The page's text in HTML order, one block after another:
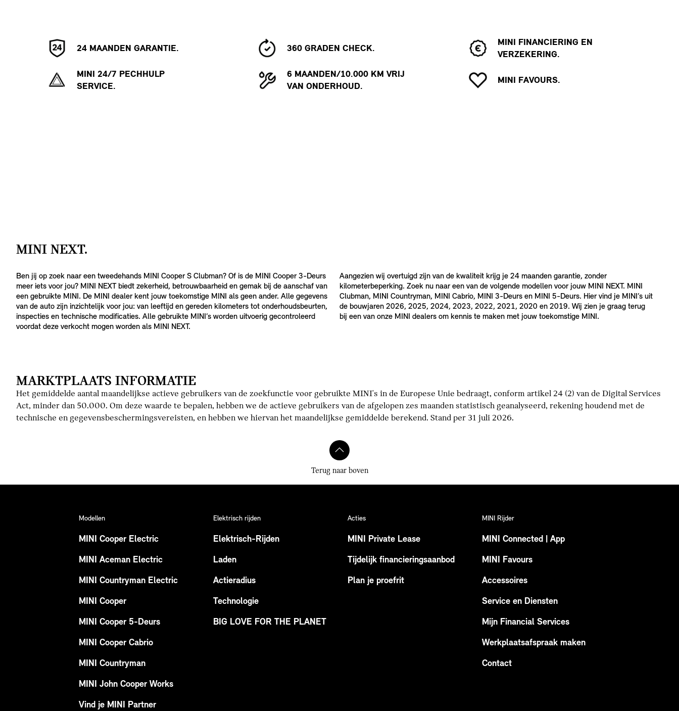
24 MAANDEN GARANTIE. 360 GRADEN CHECK.
MINI FINANCIERING EN
VERZEKERING.
MINI 24/7 PECHHULP
SERVICE.
6 MAANDEN/10.000 KM VRIJ
VAN ONDERHOUD.
MINI FAVOURS.
MINI NEXT.
Ben jij op zoek naar een tweedehands MINI Cooper S Clubman? Of is de MINI Cooper 3-Deurs
meer iets voor jou? MINI NEXT biedt zekerheid, betrouwbaarheid en gemak bij de aanschaf van
een gebruikte MINI. De MINI dealer kent jouw toekomstige MINI als geen ander. Alle gegevens
van de auto zijn inzichtelijk voor jou: van leeftijd en gereden kilometers tot onderhoudsbeurten,
inspecties en technische modificaties. Alle gebruikte MINI’s worden uitvoerig gecontroleerd
voordat deze verkocht mogen worden als MINI NEXT.
Aangezien wij overtuigd zijn van de kwaliteit krijg je 24 maanden garantie, zonder
kilometerbeperking. Zoek nu naar een van de volgende modellen voor jouw MINI NEXT. MINI
Clubman, MINI Countryman, MINI Cabrio, MINI 3-Deurs en MINI 5-Deurs. Hier vind je MINI’s uit
de bouwjaren 2026, 2025, 2024, 2023, 2022, 2021, 2020 en 2019. Wij zien je graag terug
bij een van onze MINI dealers om kennis te maken met jouw toekomstige MINI.
MARKTPLAATS INFORMATIE
Het gemiddelde aantal maandelijkse actieve gebruikers van de zoekfunctie voor gebruikte MINI's in de Europese Unie bedraagt, conform artikel 24 (2) van de Digital Services
Act, minder dan 50.000. Om deze waarde te bepalen, hebben we de actieve gebruikers van de afgelopen zes maanden statistisch geanalyseerd, rekening houdend met de
technische en gegevensbeschermingsvereisten, en hebben we hiervan het maandelijkse gemiddelde berekend. Stand per 31 juli 2026.
Terug naar boven
Modellen
MINI Cooper Electric
MINI Aceman Electric
MINI Countryman Electric
MINI Cooper
MINI Cooper 5-Deurs
MINI Cooper Cabrio
MINI Countryman
MINI John Cooper Works
Vind je MINI Partner
Elektrisch rijden
Elektrisch-Rijden
Laden
Actieradius
Technologie
BIG LOVE FOR THE PLANET
Acties
MINI Private Lease
Tijdelijk financieringsaanbod
Plan je proefrit
MINI Rijder
MINI Connected | App
MINI Favours
Accessoires
Service en Diensten
Mijn Financial Services
Werkplaatsafspraak maken
Contact